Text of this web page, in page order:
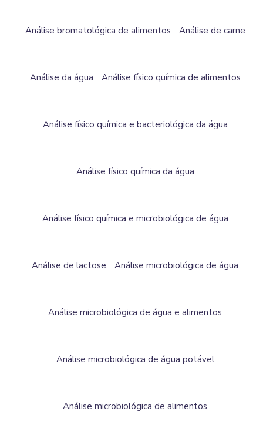
Análise bromatológica de alimentos Análise de carne
Análise da água Análise físico química de alimentos
Análise físico química e bacteriológica da água
Análise físico química da água
Análise físico química e microbiológica de água
Análise de lactose Análise microbiológica de água
Análise microbiológica de água e alimentos
Análise microbiológica de água potável
Análise microbiológica de alimentos